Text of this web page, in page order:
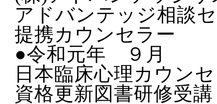
アドバンテッジ相談
提携カウンセラー
●令和元年 ９月
日本臨床心理カウン
資格更新図書研修受講